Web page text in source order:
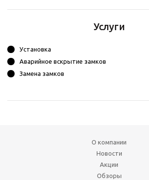
Услуги
Установка
Аварийное вскрытие замков
Замена замков
О компании
Новости
Акции
Обзоры